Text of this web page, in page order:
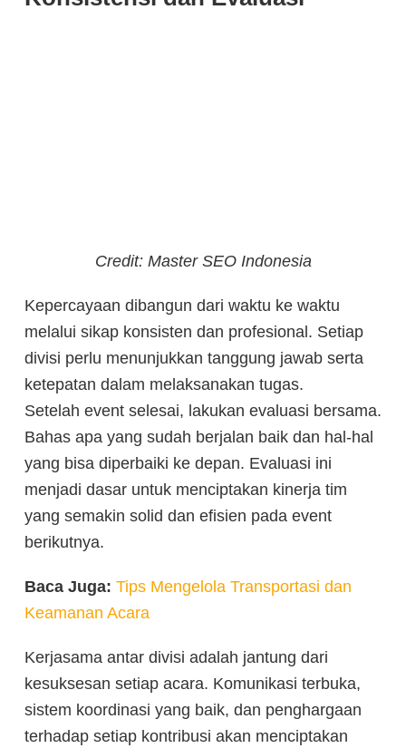
Credit: Master SEO Indonesia
Kepercayaan dibangun dari waktu ke waktu
melalui sikap konsisten dan profesional. Setiap
divisi perlu menunjukkan tanggung jawab serta
ketepatan dalam melaksanakan tugas.
Setelah event selesai, lakukan evaluasi bersama.
Bahas apa yang sudah berjalan baik dan hal-hal
yang bisa diperbaiki ke depan. Evaluasi ini
menjadi dasar untuk menciptakan kinerja tim
yang semakin solid dan efisien pada event
berikutnya.
Baca Juga: Tips Mengelola Transportasi dan
Keamanan Acara
Kerjasama antar divisi adalah jantung dari
kesuksesan setiap acara. Komunikasi terbuka,
sistem koordinasi yang baik, dan penghargaan
terhadap setiap kontribusi akan menciptakan